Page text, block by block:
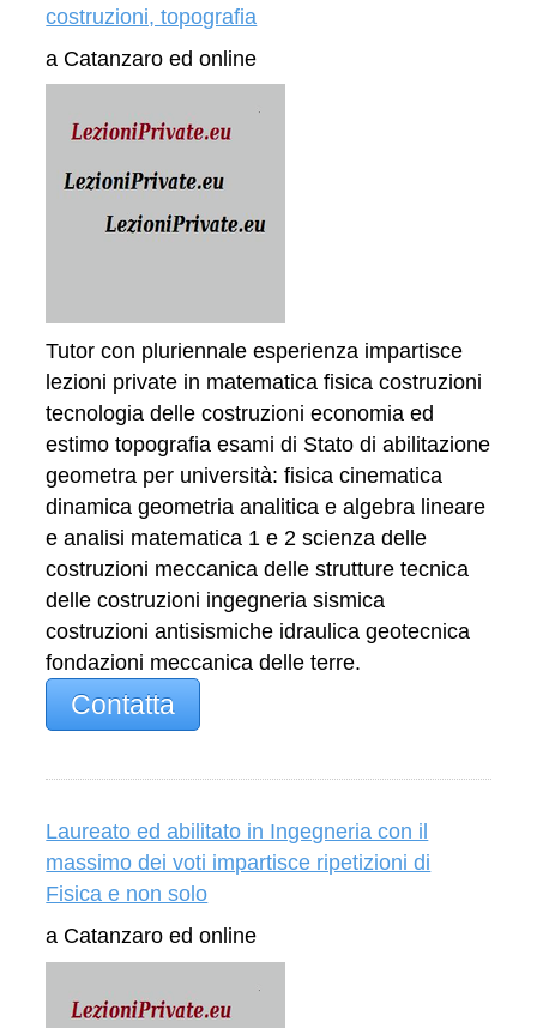
costruzioni, topografia
a Catanzaro ed online
Tutor con pluriennale esperienza impartisce
lezioni private in matematica fisica costruzioni
tecnologia delle costruzioni economia ed
estimo topografia esami di Stato di abilitazione
geometra per università: fisica cinematica
dinamica geometria analitica e algebra lineare
e analisi matematica 1 e 2 scienza delle
costruzioni meccanica delle strutture tecnica
delle costruzioni ingegneria sismica
costruzioni antisismiche idraulica geotecnica
fondazioni meccanica delle terre.
Contatta
Laureato ed abilitato in Ingegneria con il
massimo dei voti impartisce ripetizioni di
Fisica e non solo
a Catanzaro ed online